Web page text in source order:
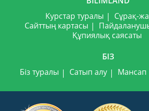
Курстар туралы
Сұрақ-
Сайттың картасы
Пайдаланушы
Құпиялық саясаты
БІЗ
Біз туралы
Сатып алу Мансап